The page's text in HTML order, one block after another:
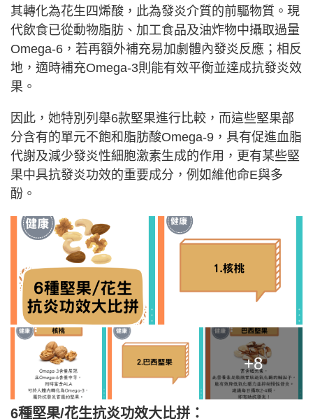
其轉化為花生四烯酸，此為發炎介質的前驅物質。現
代飲食已從動物脂肪、加工食品及油炸物中攝取過量
Omega-6，若再額外補充易加劇體內發炎反應；相反
地，適時補充Omega-3則能有效平衡並達成抗發炎效
果。
因此，她特別列舉6款堅果進行比較，而這些堅果部
分含有的單元不飽和脂肪酸Omega-9，具有促進血脂
代謝及減少發炎性細胞激素生成的作用，更有某些堅
果中具抗發炎功效的重要成分，例如維他命E與多
酚。
+8
6種堅果/花生抗炎功效大比拼：